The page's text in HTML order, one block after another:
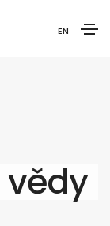
EN
vědy